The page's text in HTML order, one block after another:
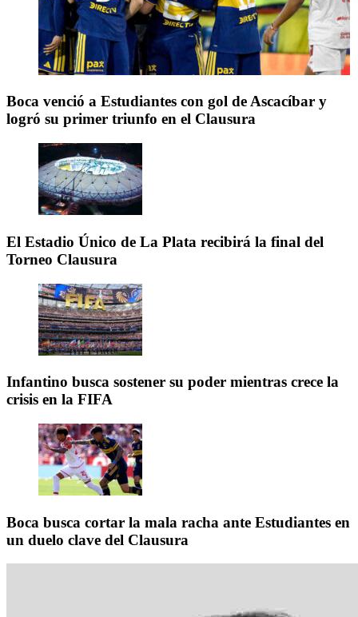
Boca venció a Estudiantes con gol de Ascacíbar y
logró su primer triunfo en el Clausura
El Estadio Único de La Plata recibirá la final del
Torneo Clausura
Infantino busca sostener su poder mientras crece la
crisis en la FIFA
Boca busca cortar la mala racha ante Estudiantes en
un duelo clave del Clausura